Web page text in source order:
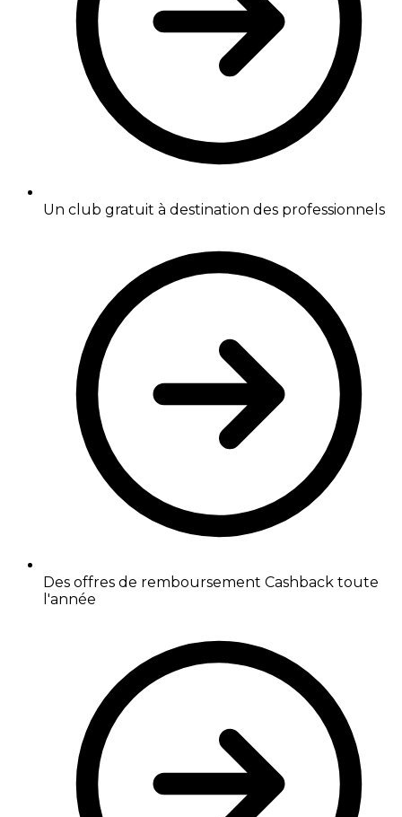
Un club gratuit à destination des professionnels
Des offres de remboursement Cashback toute
l'année